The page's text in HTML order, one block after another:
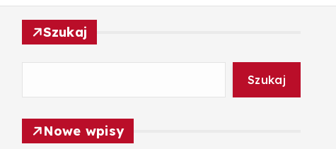
Szukaj
Szukaj
Nowe wpisy